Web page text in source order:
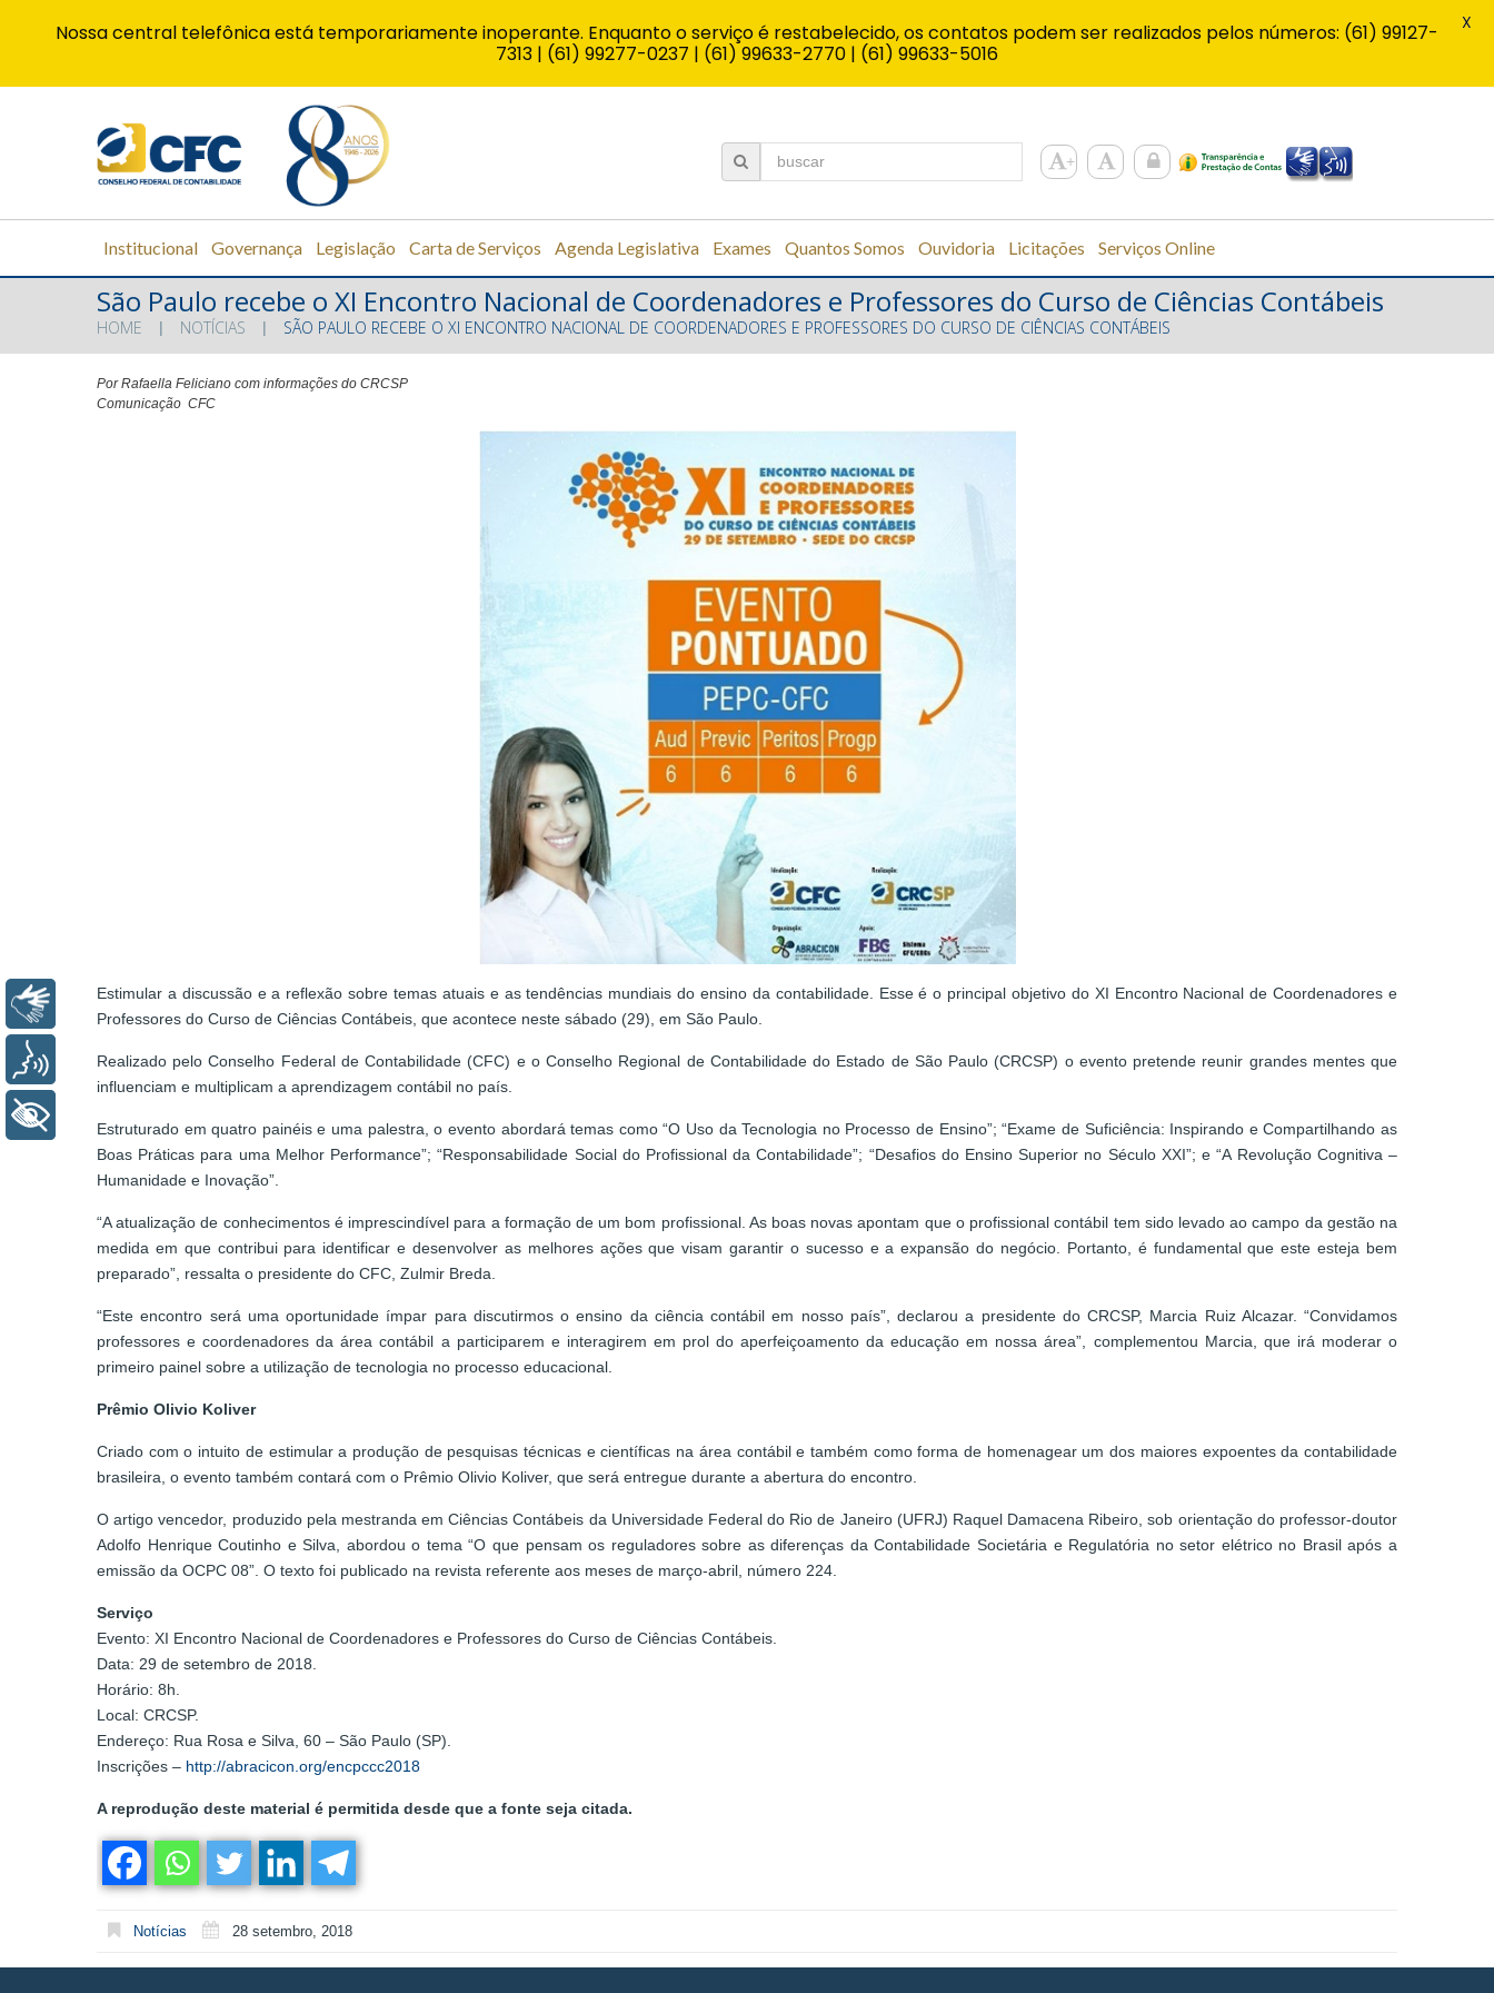
Institucional Governança Legislação Carta de Serviços Agenda Legislativa Exames Quantos Somos Ouvidoria Licitações Serviços Online
São Paulo recebe o XI Encontro Nacional de Coordenadores e Professores do Curso de Ciências Contábeis
HOME NOTÍCIAS SÃO PAULO RECEBE O XI ENCONTRO NACIONAL DE COORDENADORES E PROFESSORES DO CURSO DE CIÊNCIAS CONTÁBEIS
Por Rafaella Feliciano com informações do CRCSP
Comunicação CFC
Estimular a discussão e a reflexão sobre temas atuais e as tendências mundiais do ensino da contabilidade. Esse é o principal objetivo do XI Encontro Nacional de Coordenadores e
Professores do Curso de Ciências Contábeis, que acontece neste sábado (29), em São Paulo.
Realizado pelo Conselho Federal de Contabilidade (CFC) e o Conselho Regional de Contabilidade do Estado de São Paulo (CRCSP) o evento pretende reunir grandes mentes que
influenciam e multiplicam a aprendizagem contábil no país.
Estruturado em quatro painéis e uma palestra, o evento abordará temas como “O Uso da Tecnologia no Processo de Ensino”; “Exame de Suficiência: Inspirando e Compartilhando as
Boas Práticas para uma Melhor Performance”; “Responsabilidade Social do Profissional da Contabilidade”; “Desafios do Ensino Superior no Século XXI”; e “A Revolução Cognitiva –
Humanidade e Inovação”.
“A atualização de conhecimentos é imprescindível para a formação de um bom profissional. As boas novas apontam que o profissional contábil tem sido levado ao campo da gestão na
medida em que contribui para identificar e desenvolver as melhores ações que visam garantir o sucesso e a expansão do negócio. Portanto, é fundamental que este esteja bem
preparado”, ressalta o presidente do CFC, Zulmir Breda.
“Este encontro será uma oportunidade ímpar para discutirmos o ensino da ciência contábil em nosso país”, declarou a presidente do CRCSP, Marcia Ruiz Alcazar. “Convidamos
professores e coordenadores da área contábil a participarem e interagirem em prol do aperfeiçoamento da educação em nossa área”, complementou Marcia, que irá moderar o
primeiro painel sobre a utilização de tecnologia no processo educacional.
Prêmio Olivio Koliver
Criado com o intuito de estimular a produção de pesquisas técnicas e científicas na área contábil e também como forma de homenagear um dos maiores expoentes da contabilidade
brasileira, o evento também contará com o Prêmio Olivio Koliver, que será entregue durante a abertura do encontro.
O artigo vencedor, produzido pela mestranda em Ciências Contábeis da Universidade Federal do Rio de Janeiro (UFRJ) Raquel Damacena Ribeiro, sob orientação do professor-doutor
Adolfo Henrique Coutinho e Silva, abordou o tema “O que pensam os reguladores sobre as diferenças da Contabilidade Societária e Regulatória no setor elétrico no Brasil após a
emissão da OCPC 08”. O texto foi publicado na revista referente aos meses de março-abril, número 224.
Serviço
Evento: XI Encontro Nacional de Coordenadores e Professores do Curso de Ciências Contábeis.
Data: 29 de setembro de 2018.
Horário: 8h.
Local: CRCSP.
Endereço: Rua Rosa e Silva, 60 – São Paulo (SP).
Inscrições – http://abracicon.org/encpccc2018
A reprodução deste material é permitida desde que a fonte seja citada.
Notícias 28 setembro, 2018
Nossa central telefônica está temporariamente inoperante. Enquanto o serviço é restabelecido, os contatos podem ser realizados pelos números: (61) 99127-
7313 | (61) 99277-0237 | (61) 99633-2770 | (61) 99633-5016
X
Libras
Voz